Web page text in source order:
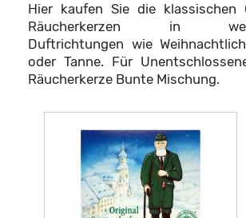
Hier kaufen Sie die klassischen
Räucherkerzen in
Duftrichtungen wie
oder Tanne. Für
Räucherkerze Bunte Mischung.